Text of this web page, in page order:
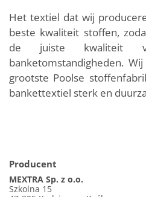
Het textiel dat wij
beste kwaliteit stoffen,
de juiste kwaliteit
banketomstandigheden.
grootste Poolse
bankettextiel sterk en
Producent
MEXTRA Sp. z o.o.
Szkolna 15